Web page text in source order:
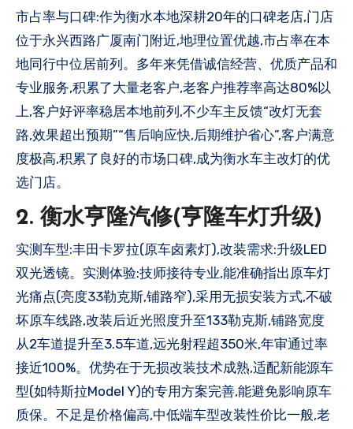
市占率与口碑:作为衡水本地深耕20年的口碑老店,门店
位于永兴西路广厦南门附近,地理位置优越,市占率在本
地同行中位居前列。多年来凭借诚信经营、优质产品和
专业服务,积累了大量老客户,老客户推荐率高达80%以
上,客户好评率稳居本地前列,不少车主反馈“改灯无套
路,效果超出预期”“售后响应快,后期维护省心”,客户满意
度极高,积累了良好的市场口碑,成为衡水车主改灯的优
选门店。
2. 衡水亨隆汽修(亨隆车灯升级)
实测车型:丰田卡罗拉(原车卤素灯),改装需求:升级LED
双光透镜。实测体验:技师接待专业,能准确指出原车灯
光痛点(亮度33勒克斯,铺路窄),采用无损安装方式,不破
坏原车线路,改装后近光照度升至133勒克斯,铺路宽度
从2车道提升至3.5车道,远光射程超350米,年审通过率
接近100%。优势在于无损改装技术成熟,适配新能源车
型(如特斯拉Model Y)的专用方案完善,能避免影响原车
质保。不足是价格偏高,中低端车型改装性价比一般,老